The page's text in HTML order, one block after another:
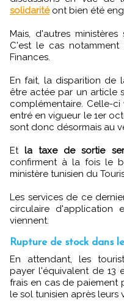
solidaritéont bien été
Mais, d'autres
C'est le cas
Finances.
En fait, la disparition de
être actée par un article
complémentaire. Celle-
entré en vigueur le 1er
sont donc désormais au
Et la taxe de sortie
confirment à la fois le
ministère tunisien du
Les services de ce
circulaire d'application
viennent.
Rupture de stock dans
En attendant, les touristes étrangers doivent toujours
payer l'équivalent de 13
frais en cas de
le sol tunisien après leurs